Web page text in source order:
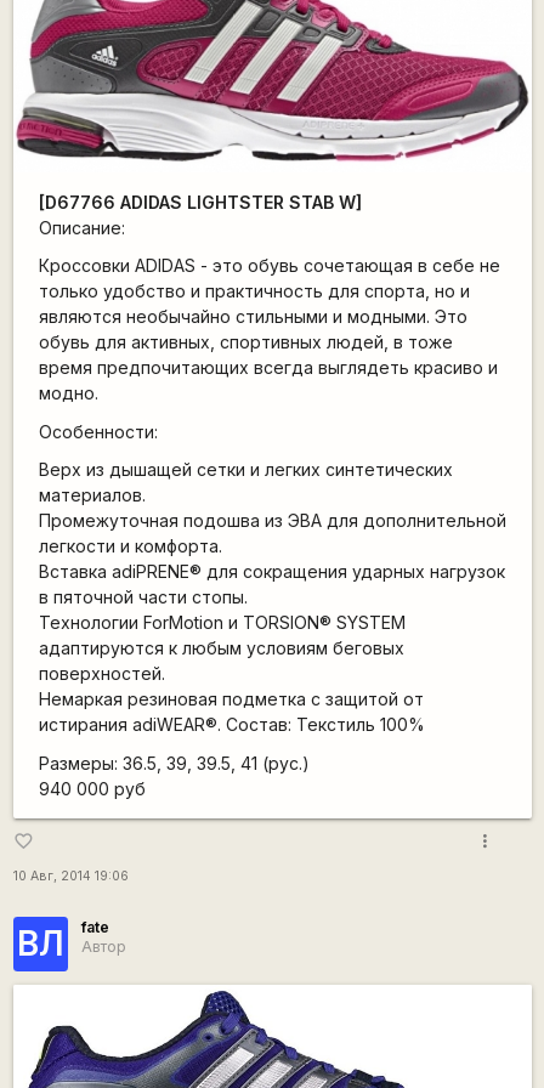
[D67766 ADIDAS LIGHTSTER STAB W]
Описание:
Кроссовки ADIDAS - это обувь сочетающая в себе не
только удобство и практичность для спорта, но и
являются необычайно стильными и модными. Это
обувь для активных, спортивных людей, в тоже
время предпочитающих всегда выглядеть красиво и
модно.
Особенности:
Верх из дышащей сетки и легких синтетических
материалов.
Промежуточная подошва из ЭВА для дополнительной
легкости и комфорта.
Вставка adiPRENE® для сокращения ударных нагрузок
в пяточной части стопы.
Технологии ForMotion и TORSION® SYSTEM
адаптируются к любым условиям беговых
поверхностей.
Немаркая резиновая подметка с защитой от
истирания adiWEAR®. Состав: Текстиль 100%
Размеры: 36.5, 39, 39.5, 41 (рус.)
940 000 руб
favorite_border
10 Авг, 2014 19:06
more_vert
ВЛ
fate
Автор